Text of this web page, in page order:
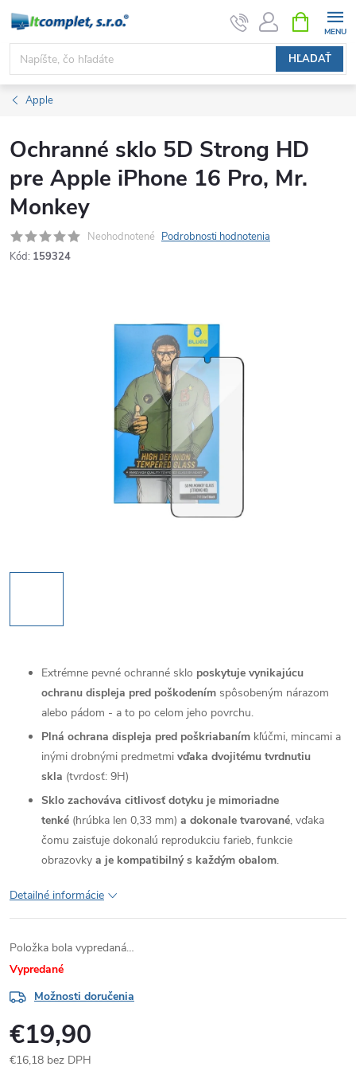
Prejsť
obsah
HĽADAŤ
KOŠÍK
Apple
Ochranné sklo 5D Strong HD
pre Apple iPhone 16 Pro, Mr.
Monkey
Neohodnotené Podrobnosti hodnotenia
Kód: 159324
Extrémne pevné ochranné sklo poskytuje vynikajúcu
ochranu displeja pred poškodením spôsobeným nárazom
alebo pádom - a to po celom jeho povrchu.
Plná ochrana displeja pred poškriabaním kľúčmi, mincami a
inými drobnými predmetmi vďaka dvojitému tvrdnutiu
skla (tvrdosť: 9H)
Sklo zachováva citlivosť dotyku je mimoriadne
tenké (hrúbka len 0,33 mm) a dokonale tvarované, vďaka
čomu zaisťuje dokonalú reprodukciu farieb, funkcie
obrazovky a je kompatibilný s každým obalom.
Detailné informácie
Položka bola vypredaná…
Vypredané
Možnosti doručenia
€19,90
€16,18 bez DPH